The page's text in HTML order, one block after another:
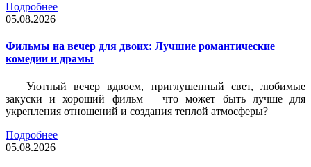
Подробнее
05.08.2026
Фильмы на вечер для двоих: Лучшие романтические
комедии и драмы
Уютный вечер вдвоем, приглушенный свет, любимые
закуски и хороший фильм – что может быть лучше для
укрепления отношений и создания теплой атмосферы?
Подробнее
05.08.2026